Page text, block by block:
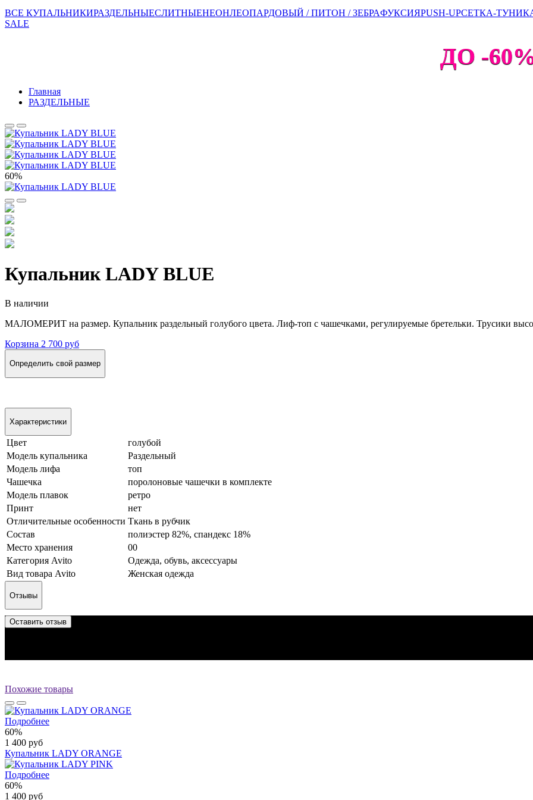
ВСЕ КУПАЛЬНИКИРАЗДЕЛЬНЫЕСЛИТНЫЕНЕОНЛЕОПАРДОВЫЙ / ПИТОН / ЗЕБРАФУКСИЯPUSH-UPСЕТКА-
SALE
ДО -
Главная
РАЗДЕЛЬНЫЕ
60%
Купальник LADY BLUE
В наличии
МАЛОМЕРИТ на размер. Купальник раздельный голубого цвета. Лиф-топ с чашечками, регулируемые бретельки. Трусики
Корзина 2 700 руб
Определить свой размер
Характеристики
Цвет
голубой
Модель купальника
Раздельный
Модель лифа
топ
Чашечка
поролоновые чашечки в комплекте
Модель плавок
ретро
Принт
нет
Отличительные особенности Ткань в рубчик
Состав
полиэстер 82%, спандекс 18%
Место хранения
00
Категория Avito
Одежда, обувь, аксессуары
Вид товара Avito
Женская одежда
Отзывы
Оставить отзыв
Похожие товары
Подробнее
60%
1 400 руб
Купальник LADY ORANGE
Подробнее
60%
1 400 руб